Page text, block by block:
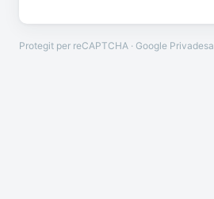
Protegit per reCAPTCHA · Google Privadesa